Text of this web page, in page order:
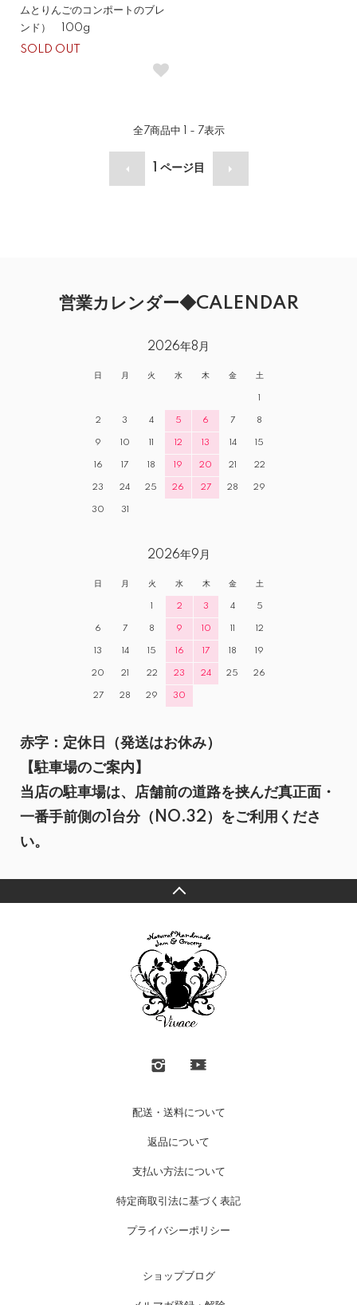
ムとりんごのコンポートのブレ
ンド） 100g
SOLD OUT
全7商品中 1 - 7表示
ページ目
営業カレンダー◆CALENDAR
2026年8月
日 月 火 水 木 金 土
1
2 3 4 5 6 7 8
9 10 11 12 13 14 15
16 17 18 19 20 21 22
23 24 25 26 27 28 29
30 31
2026年9月
日 月 火 水 木 金 土
1 2 3 4 5
6 7 8 9 10 11 12
13 14 15 16 17 18 19
20 21 22 23 24 25 26
27 28 29 30
赤字：定休日（発送はお休み）
【駐車場のご案内】
当店の駐車場は、店舗前の道路を挟んだ真正面・
一番手前側の1台分（NO.32）をご利用くださ
い。
配送・送料について
返品について
支払い方法について
特定商取引法に基づく表記
プライバシーポリシー
ショップブログ